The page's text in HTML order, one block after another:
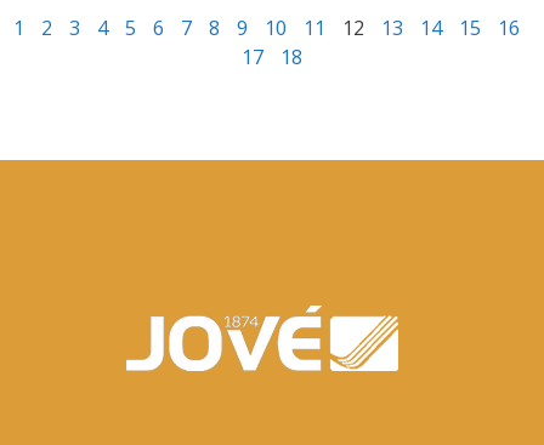
1 2 3 4 5 6 7 8 9 10 11 12 13 14 15
16
17
18